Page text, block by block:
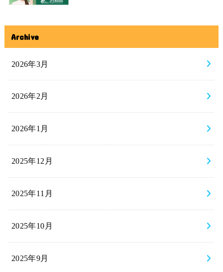
Archive
2026年3月
2026年2月
2026年1月
2025年12月
2025年11月
2025年10月
2025年9月